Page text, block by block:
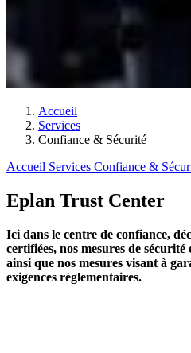
Accueil
Services
Confiance & Sécurité
Accueil Services Confiance &
Eplan Trust Center
Ici dans le centre de confiance,
certifiées, nos mesures de
ainsi que nos mesures visant à
exigences réglementaires.